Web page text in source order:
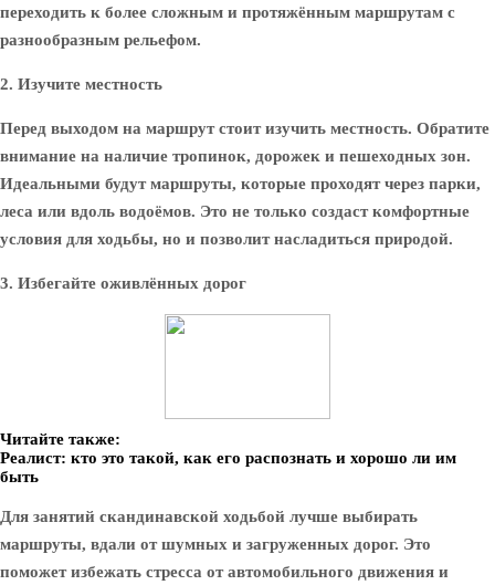
переходить к более сложным и протяжённым маршрутам с
разнообразным рельефом.
2. Изучите местность
Перед выходом на маршрут стоит изучить местность. Обратите
внимание на наличие тропинок, дорожек и пешеходных зон.
Идеальными будут маршруты, которые проходят через парки,
леса или вдоль водоёмов. Это не только создаст комфортные
условия для ходьбы, но и позволит насладиться природой.
3. Избегайте оживлённых дорог
Читайте также:
Реалист: кто это такой, как его распознать и хорошо ли им
быть
Для занятий скандинавской ходьбой лучше выбирать
маршруты, вдали от шумных и загруженных дорог. Это
поможет избежать стресса от автомобильного движения и